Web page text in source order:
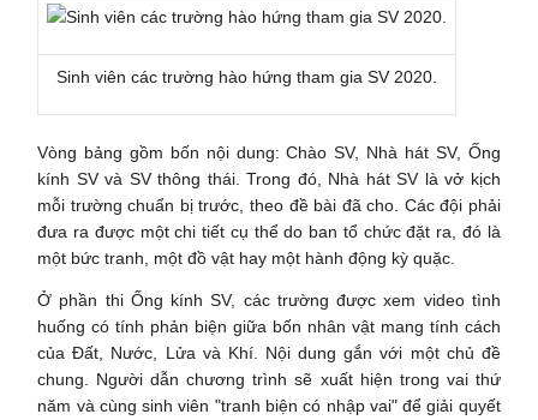
Sinh viên các trường hào hứng tham gia SV 2020.
Vòng bảng gồm bốn nội dung: Chào SV, Nhà hát SV, Ống
kính SV và SV thông thái. Trong đó, Nhà hát SV là vở kịch
mỗi trường chuẩn bị trước, theo đề bài đã cho. Các đội phải
đưa ra được một chi tiết cụ thể do ban tổ chức đặt ra, đó là
một bức tranh, một đồ vật hay một hành động kỳ quặc.
Ở phần thi Ống kính SV, các trường được xem video tình
huống có tính phản biện giữa bốn nhân vật mang tính cách
của Đất, Nước, Lửa và Khí. Nội dung gắn với một chủ đề
chung. Người dẫn chương trình sẽ xuất hiện trong vai thứ
năm và cùng sinh viên "tranh biện có nhập vai" để giải quyết